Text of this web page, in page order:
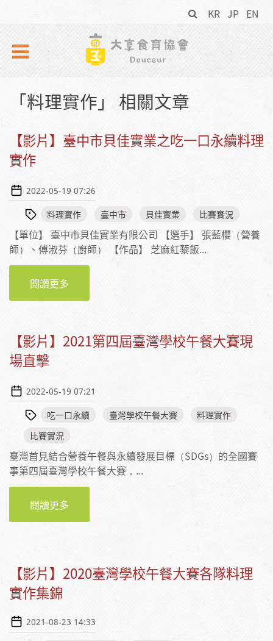
KR JP EN
搜
尋
表
「料理實作」 相關文章
【影片】臺中市貝佳實業之吃一口永續料理
實作
2022-05-19 07:26
料理實作 臺中市 貝佳實業 比賽實況
【單位】 臺中市貝佳實業有限公司 【選手】 張藍櫻（營養
師）、傅淑芬（廚師） 【作品】 芝麻紅藜飯...
閱讀更多
作
【影片】2021第四屆臺灣學校午餐大賽現
場直擊
2022-05-19 07:21
吃一口永續 臺灣學校午餐大賽
料理實作
比賽實況
臺灣首見結合營養午餐與永續發展目標（SDGs）的全國賽
事第四屆臺灣學校午餐大賽，...
閱讀更多
擊
【影片】2020臺灣學校午餐大賽各隊料理
實作集錦
2021-08-23 14:33